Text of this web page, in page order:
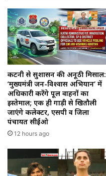
कटनी से सुशासन की अनूठी मिसाल:
‘मुख्यमंत्री जन-विश्वास अभियान’ में
अधिकारी करेंगे पूल वाहनों का
इस्तेमाल; एक ही गाड़ी से खितौली
जाएंगे कलेक्टर, एसपी व जिला
पंचायत सीईओ
12 hours ago